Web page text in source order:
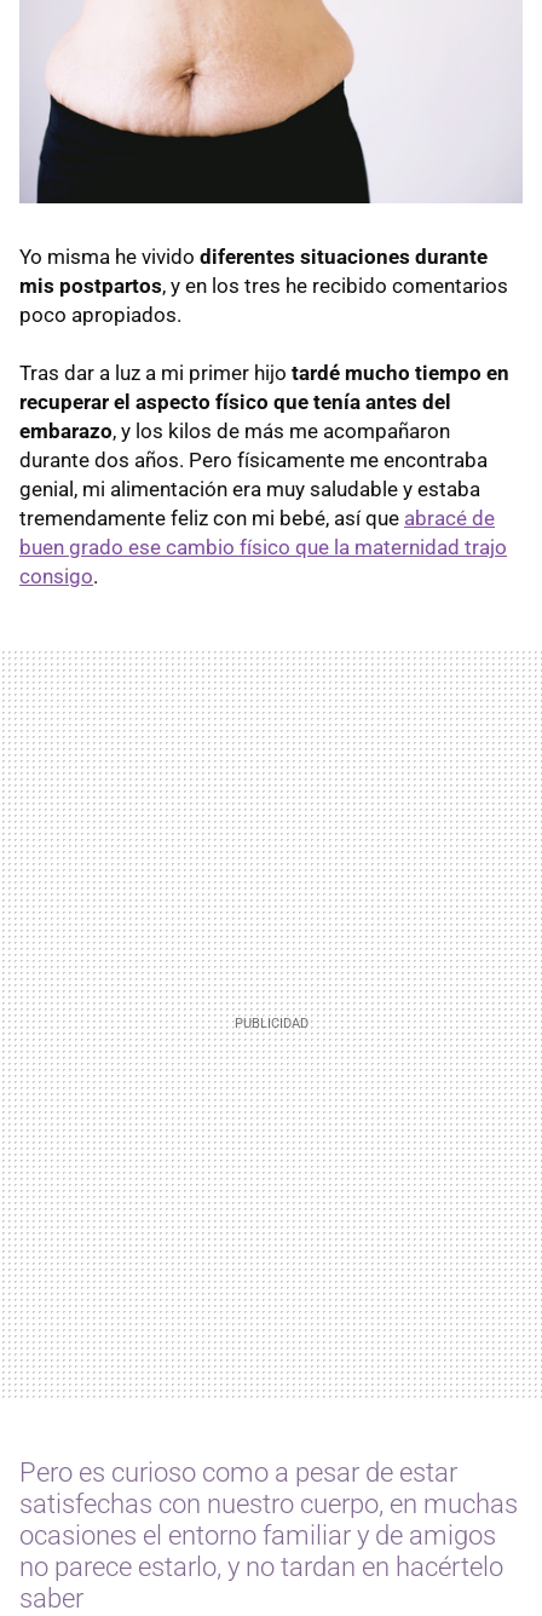
Yo misma he vivido diferentes situaciones durante
mis postpartos, y en los tres he recibido comentarios
poco apropiados.
Tras dar a luz a mi primer hijo tardé mucho tiempo en
recuperar el aspecto físico que tenía antes del
embarazo, y los kilos de más me acompañaron
durante dos años. Pero físicamente me encontraba
genial, mi alimentación era muy saludable y estaba
tremendamente feliz con mi bebé, así que abracé de
buen grado ese cambio físico que la maternidad trajo
consigo.
Pero es curioso como a pesar de estar
satisfechas con nuestro cuerpo, en muchas
ocasiones el entorno familiar y de amigos
no parece estarlo, y no tardan en hacértelo
saber